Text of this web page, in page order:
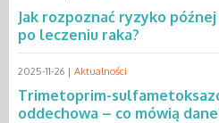
Jak rozpoznać ryzyko
po leczeniu raka?
2025-11-26 | Aktualności
Trimetoprim-
oddechowa – co mówią